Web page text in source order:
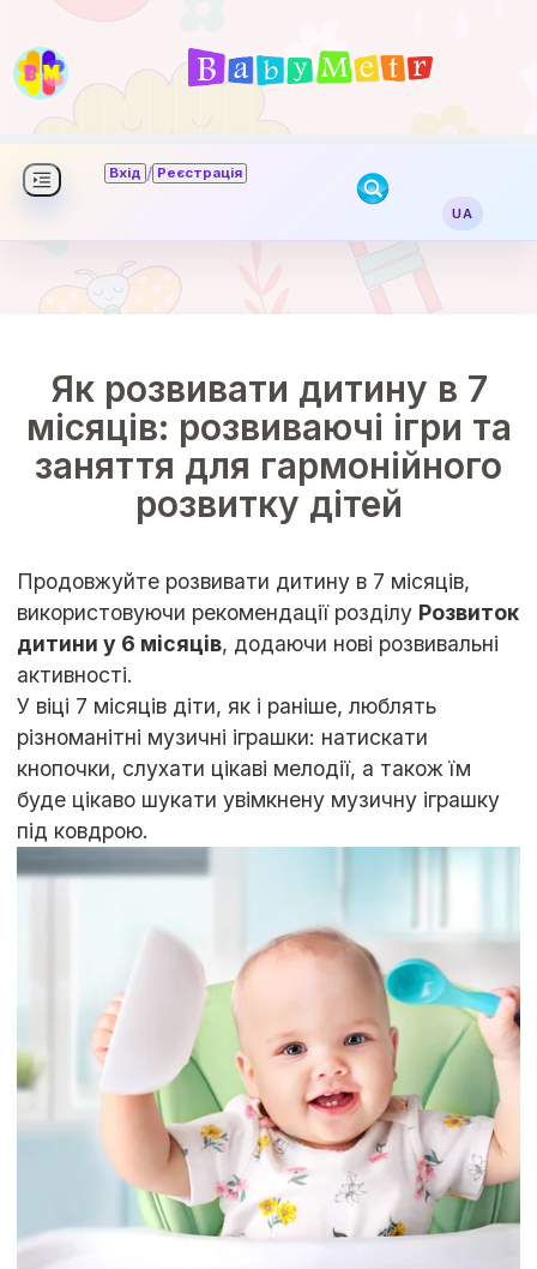
Вхід / Реєстрація
UA
Як розвивати дитину в 7
місяців: розвиваючі ігри та
заняття для гармонійного
розвитку дітей
Продовжуйте розвивати дитину в 7 місяців,
використовуючи рекомендації розділу Розвиток
дитини у 6 місяців, додаючи нові розвивальні
активності.
У віці 7 місяців діти, як і раніше, люблять
різноманітні музичні іграшки: натискати
кнопочки, слухати цікаві мелодії, а також їм
буде цікаво шукати увімкнену музичну іграшку
під ковдрою.